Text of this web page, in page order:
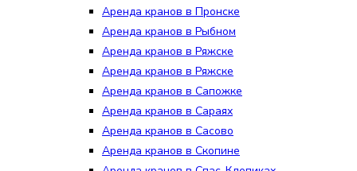
Аренда кранов в Пронске
Аренда кранов в Рыбном
Аренда кранов в Ряжске
Аренда кранов в Ряжске
Аренда кранов в Сапожке
Аренда кранов в Сараях
Аренда кранов в Сасово
Аренда кранов в Скопине